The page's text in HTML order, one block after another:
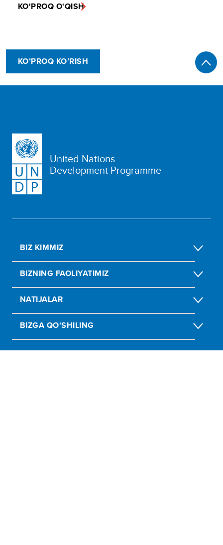
KO'PROQ O'QISH
KOʻPROQ KOʻRISH
United Nations
Development Programme
BIZ KIMMIZ
BIZNING FAOLIYATIMIZ
NATIJALAR
BIZGA QO'SHILING